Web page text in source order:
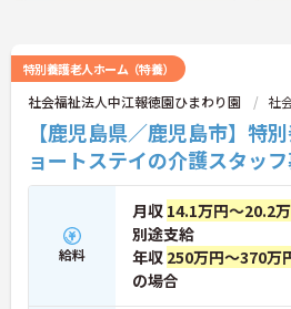
特別養護老人ホーム（特養）
社会福祉法人中江報徳園ひまわり園 社
【鹿児島県／鹿児島市】特
ョートステイの介護スタッ
給料
月収 14.1万円～20.2
別途支給
年収 250万円～370万
の場合